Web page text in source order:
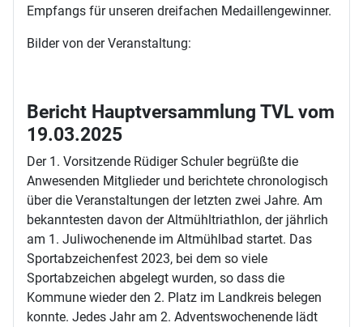
Empfangs für unseren dreifachen Medaillengewinner.
Bilder von der Veranstaltung:
Bericht Hauptversammlung TVL vom
19.03.2025
Der 1. Vorsitzende Rüdiger Schuler begrüßte die
Anwesenden Mitglieder und berichtete chronologisch
über die Veranstaltungen der letzten zwei Jahre. Am
bekanntesten davon der Altmühltriathlon, der jährlich
am 1. Juliwochenende im Altmühlbad startet. Das
Sportabzeichenfest 2023, bei dem so viele
Sportabzeichen abgelegt wurden, so dass die
Kommune wieder den 2. Platz im Landkreis belegen
konnte. Jedes Jahr am 2. Adventswochenende lädt